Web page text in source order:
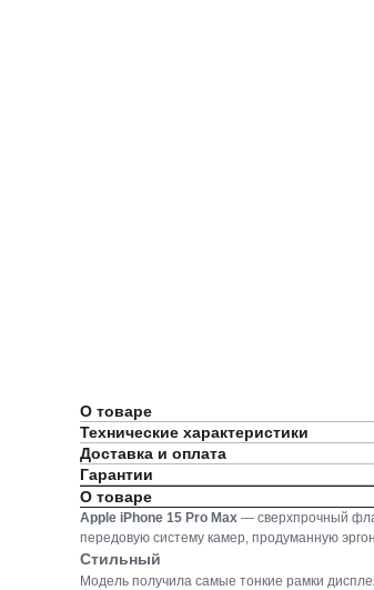
О товаре
Технические характеристики
Доставка и оплата
Гарантии
О товаре
Apple iPhone 15 Pro Max — сверхпрочный
передовую систему камер, продуманную
Стильный
Модель получила самые тонкие рамки